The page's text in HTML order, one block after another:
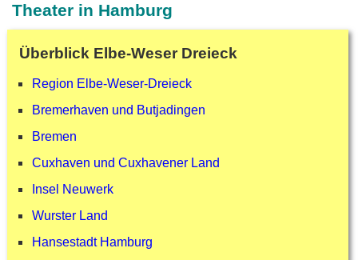
Theater in Hamburg
Überblick Elbe-Weser Dreieck
Region Elbe-Weser-Dreieck
Bremerhaven und Butjadingen
Bremen
Cuxhaven und Cuxhavener Land
Insel Neuwerk
Wurster Land
Hansestadt Hamburg